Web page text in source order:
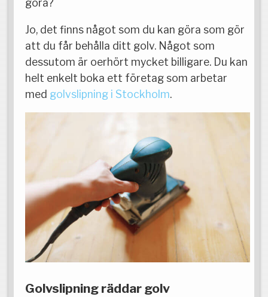
göra?
Jo, det finns något som du kan göra som gör
att du får behålla ditt golv. Något som
dessutom är oerhört mycket billigare. Du kan
helt enkelt boka ett företag som arbetar
med golvslipning i Stockholm.
Golvslipning räddar golv